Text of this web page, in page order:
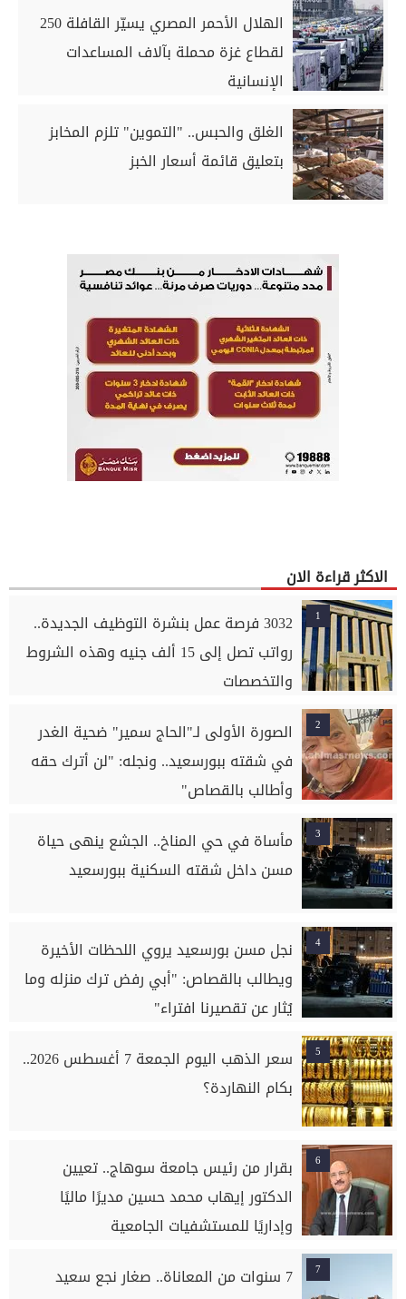
الهلال الأحمر المصري يسيّر القافلة 250
لقطاع غزة محملة بآلاف المساعدات
الإنسانية
الغلق والحبس.. "التموين" تلزم المخابز
بتعليق قائمة أسعار الخبز
الاكثر قراءة الان
1
3032 فرصة عمل بنشرة التوظيف الجديدة..
رواتب تصل إلى 15 ألف جنيه وهذه الشروط
والتخصصات
2
الصورة الأولى لـ"الحاج سمير" ضحية الغدر
في شقته ببورسعيد.. ونجله: "لن أترك حقه
وأطالب بالقصاص"
3
مأساة في حي المناخ.. الجشع ينهى حياة
مسن داخل شقته السكنية ببورسعيد
4
نجل مسن بورسعيد يروي اللحظات الأخيرة
ويطالب بالقصاص: "أبي رفض ترك منزله وما
يُثار عن تقصيرنا افتراء"
5
سعر الذهب اليوم الجمعة 7 أغسطس 2026..
بكام النهاردة؟
6
بقرار من رئيس جامعة سوهاج.. تعيين
الدكتور إيهاب محمد حسين مديرًا ماليًا
وإداريًا للمستشفيات الجامعية
7
7 سنوات من المعاناة.. صغار نجع سعيد